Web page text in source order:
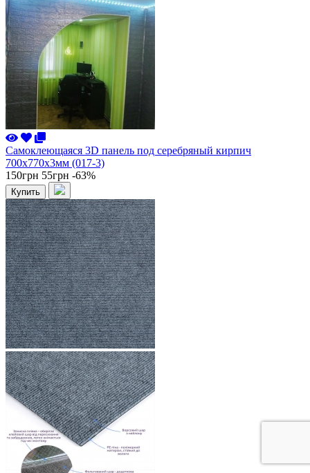
Самоклеющаяся 3D панель под серебряный кирпич
700x770x3мм (017-3)
150грн 55грн -63%
Купить